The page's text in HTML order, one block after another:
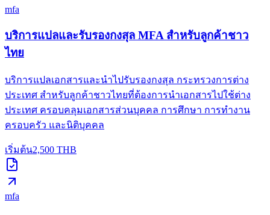
mfa
บริการแปลและรับรองกงสุล MFA สำหรับลูกค้าชาว
ไทย
บริการแปลเอกสารและนำไปรับรองกงสุล กระทรวงการต่าง
ประเทศ สำหรับลูกค้าชาวไทยที่ต้องการนำเอกสารไปใช้ต่าง
ประเทศ ครอบคลุมเอกสารส่วนบุคคล การศึกษา การทำงาน
ครอบครัว และนิติบุคคล
เริ่มต้น2,500 THB
mfa